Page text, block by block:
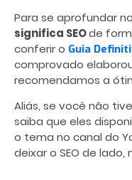
Para se aprofundar
significa SEOde
conferir o Guia
comprovado
recomendamos a
Aliás, se você não
saiba que eles
o tema no canal do
deixar o SEO de lado,